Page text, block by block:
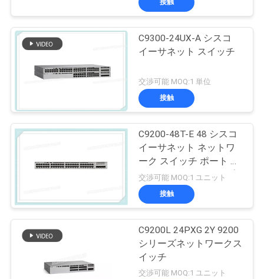
接触
C9300-24UX-A シスコ
イーサネット スイッチ
交渉可能 MOQ:1 単位
接触
C9200-48T-E 48 シスコ
イーサネット ネットワ
ーク スイッチ ポート デ
ータ モジュールアップ
リンク オプション
交渉可能 MOQ:1 ユニット
接触
C9200L 24PXG 2Y 9200
シリーズネットワークス
イッチ
交渉可能 MOQ:1 ユニット